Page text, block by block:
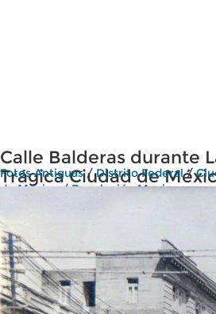
Calle Balderas durante
Trágica Ciudad de
Fotos Antiguas/Distrito Federal/
de México/Revolución Mexicana